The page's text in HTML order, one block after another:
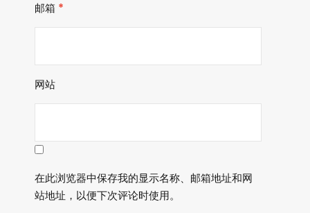
邮箱 *
网站
在此浏览器中保存我的显示名称、邮箱地址和网
站地址，以便下次评论时使用。